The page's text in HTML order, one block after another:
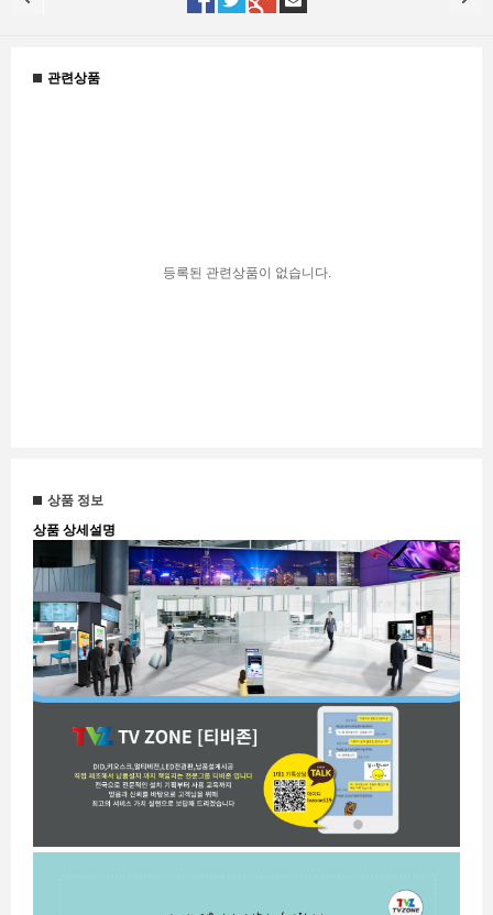
관련상품
등록된 관련상품이 없습니다.
상품 정보
상품 상세설명